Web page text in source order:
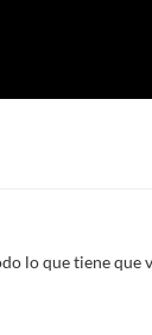
lo que tiene que